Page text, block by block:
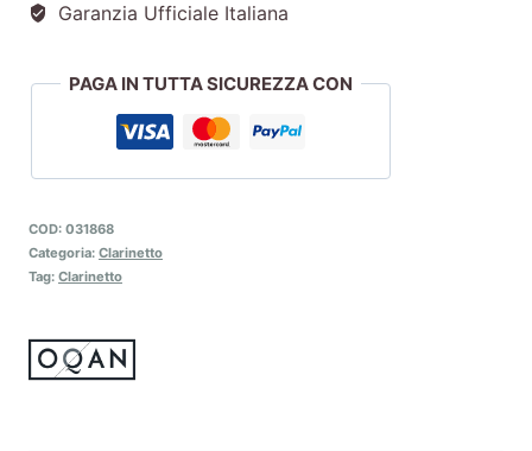
Garanzia Ufficiale Italiana
PAGA IN TUTTA SICUREZZA CON
COD: 031868
Categoria: Clarinetto
Tag: Clarinetto